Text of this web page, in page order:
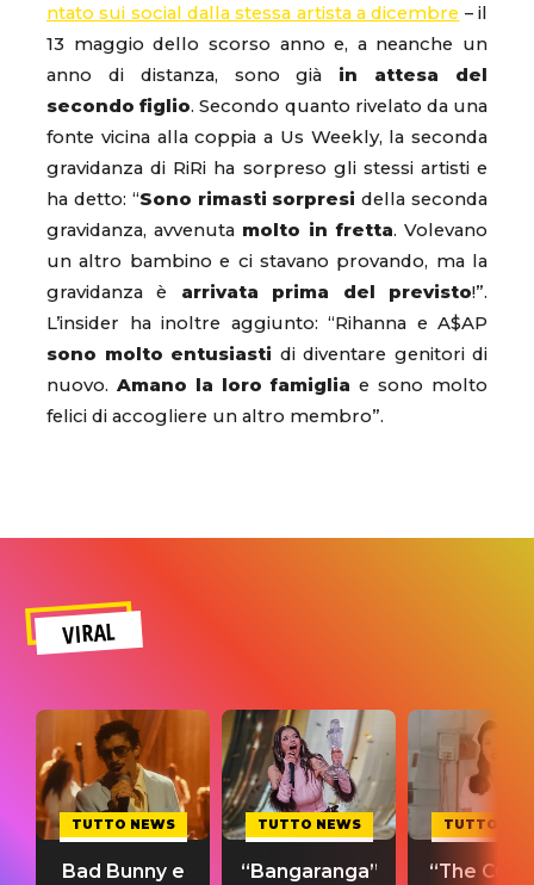
ntato sui social dalla stessa artista a dicembre – il
13 maggio dello scorso anno e, a neanche un
anno di distanza, sono già in attesa del
secondo figlio. Secondo quanto rivelato da una
fonte vicina alla coppia a Us Weekly, la seconda
gravidanza di RiRi ha sorpreso gli stessi artisti e
ha detto: “Sono rimasti sorpresi della seconda
gravidanza, avvenuta molto in fretta. Volevano
un altro bambino e ci stavano provando, ma la
gravidanza è arrivata prima del previsto!”.
L’insider ha inoltre aggiunto: “Rihanna e A$AP
sono molto entusiasti di diventare genitori di
nuovo. Amano la loro famiglia e sono molto
felici di accogliere un altro membro”.
VIRAL
TUTTO NEWS
Bad Bunny e
TUTTO NEWS
“Bangaranga”
TUTTO
“The